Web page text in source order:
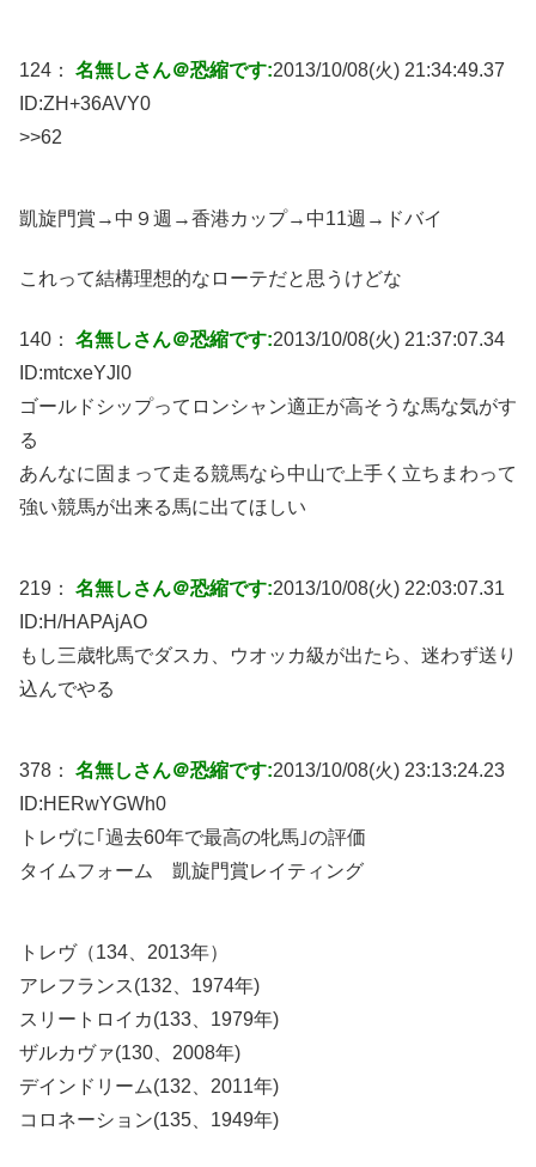
124： 名無しさん＠恐縮です:2013/10/08(火) 21:34:49.37
ID:ZH+36AVY0
>>62
凱旋門賞→中９週→香港カップ→中11週→ドバイ
これって結構理想的なローテだと思うけどな
140： 名無しさん＠恐縮です:2013/10/08(火) 21:37:07.34
ID:mtcxeYJl0
ゴールドシップってロンシャン適正が高そうな馬な気がす
る
あんなに固まって走る競馬なら中山で上手く立ちまわって
強い競馬が出来る馬に出てほしい
219： 名無しさん＠恐縮です:2013/10/08(火) 22:03:07.31
ID:H/HAPAjAO
もし三歳牝馬でダスカ、ウオッカ級が出たら、迷わず送り
込んでやる
378： 名無しさん＠恐縮です:2013/10/08(火) 23:13:24.23
ID:HERwYGWh0
トレヴに｢過去60年で最高の牝馬｣の評価
タイムフォーム 凱旋門賞レイティング
トレヴ（134、2013年）
アレフランス(132、1974年)
スリートロイカ(133、1979年)
ザルカヴァ(130、2008年)
デインドリーム(132、2011年)
コロネーション(135、1949年)